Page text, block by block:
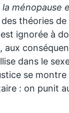
ménopause
théories de
ignorée à
dans le
se montre
: on punit